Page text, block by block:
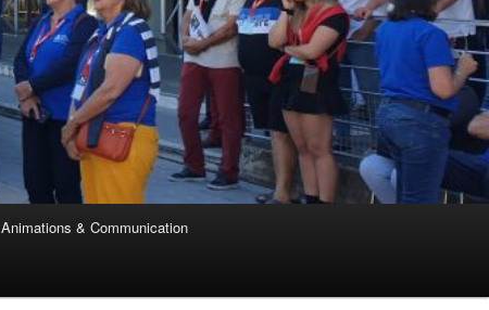
Animations & Communication